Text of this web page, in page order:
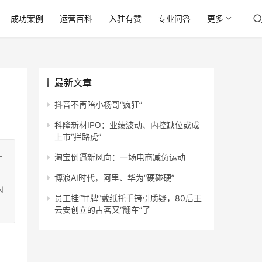
成功案例 运营百科 入驻有赞 专业问答 更多
最新文章
抖音不再陪小杨哥“疯狂”
科隆新材IPO：业绩波动、内控缺位或成
上市“拦路虎”
淘宝倒逼新风向：一场电商减负运动
博浪AI时代，阿里、华为“硬碰硬”
员工挂“罪牌”戴纸托手铐引质疑，80后王
云安创立的古茗又“翻车”了